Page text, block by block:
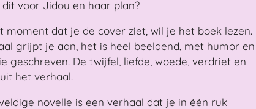
voor Jidou en haar plan?
moment dat je de cover ziet, wil je het boek lezen.
grijpt je aan, het is heel beeldend, met humor en
geschreven. De twijfel, liefde, woede, verdriet en
het verhaal.
novelle is een verhaal dat je in één ruk